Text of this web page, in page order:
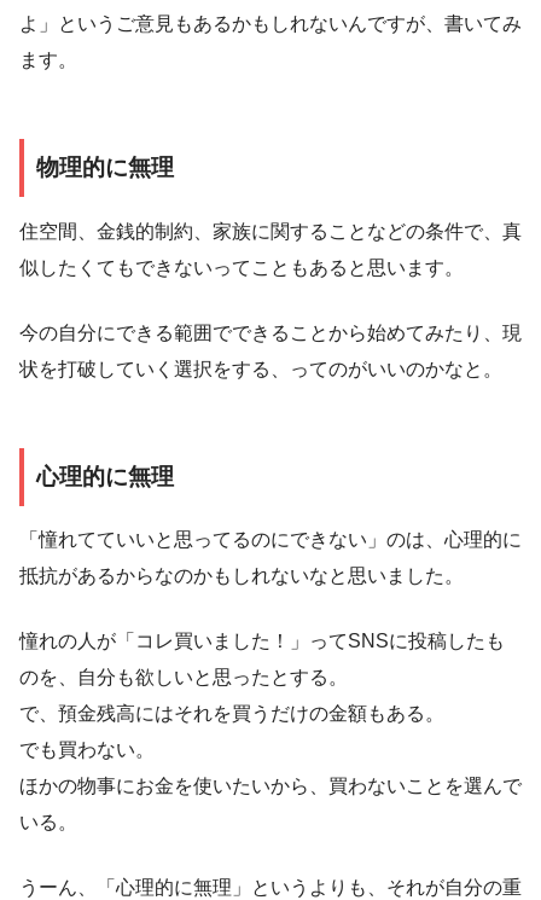
よ」というご意見もあるかもしれないんですが、書いてみ
ます。
物理的に無理
住空間、金銭的制約、家族に関することなどの条件で、真
似したくてもできないってこともあると思います。
今の自分にできる範囲でできることから始めてみたり、現
状を打破していく選択をする、ってのがいいのかなと。
心理的に無理
「憧れてていいと思ってるのにできない」のは、心理的に
抵抗があるからなのかもしれないなと思いました。
憧れの人が「コレ買いました！」ってSNSに投稿したも
のを、自分も欲しいと思ったとする。
で、預金残高にはそれを買うだけの金額もある。
でも買わない。
ほかの物事にお金を使いたいから、買わないことを選んで
いる。
うーん、「心理的に無理」というよりも、それが自分の重